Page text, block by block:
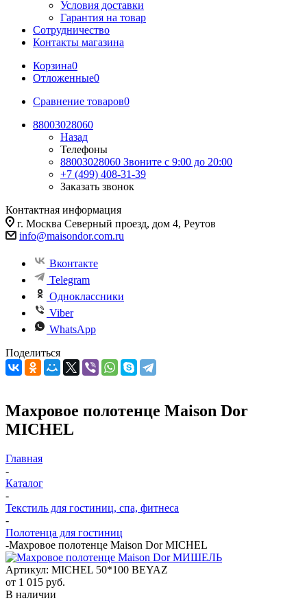
Условия доставки
Гарантия на товар
Сотрудничество
Контакты магазина
Корзина0
Отложенные0
Сравнение товаров0
88003028060
Назад
Телефоны
88003028060 Звоните с 9:00 до 20:00
+7 (499) 408-31-39
Заказать звонок
Контактная информация
г. Москва Северный проезд, дом 4, Реутов
info@maisondor.com.ru
Вконтакте
Telegram
Одноклассники
Viber
WhatsApp
Поделиться
Махровое полотенце Maison Dor
MICHEL
Главная
-
Каталог
-
Текстиль для гостиниц, спа, фитнеса
-
Полотенца для гостиниц
-Махровое полотенце Maison Dor MICHEL
Артикул: MICHEL 50*100 BEYAZ
от 1 015 руб.
В наличии